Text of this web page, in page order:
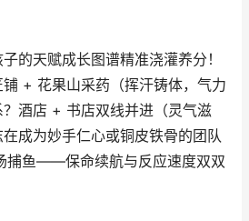
的天赋成长图谱精准浇灌养分！
+ 花果山采药（挥汗铸体，气力
酒店 + 书店双线并进（灵气滋
成为妙手仁心或铜皮铁骨的团队
捕鱼——保命续航与反应速度双双